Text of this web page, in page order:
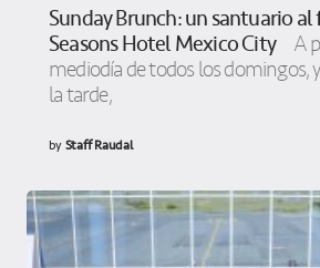
Sunday Brunch: un santuario al
Seasons Hotel Mexico City
A
mediodía de todos los domingos,
la tarde,
byStaff Raudal